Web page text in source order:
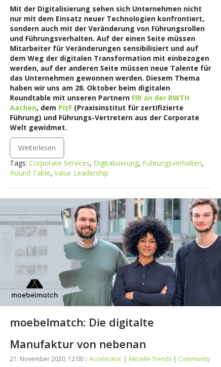
Mit der Digitalisierung sehen sich Unternehmen nicht
nur mit dem Einsatz neuer Technologien konfrontiert,
sondern auch mit der Veränderung von Führungsrollen
und Führungsverhalten. Auf der einen Seite müssen
Mitarbeiter für Veränderungen sensibilisiert und auf
dem Weg der digitalen Transformation mit einbezogen
werden, auf der anderen Seite müssen neue Talente für
das Unternehmen gewonnen werden. Diesem Thema
haben wir uns am 28. Oktober beim digitalen
Roundtable mit unseren Partnern FIR an der RWTH
Aachen, dem PizF (Praxisinstitut für zertifizierte
Führung) und Führungs-Vertretern aus der Corporate
Welt gewidmet.
Weiterlesen
Tags: Corporate Services, Digitalisierung, Führungsverhalten,
Round Table, Value Leadership
moebelmatch: Die digitalte
Manufaktur von nebenan
21. November 2020, 12:00 :: Accelerator | Aktuelle Trends | Community